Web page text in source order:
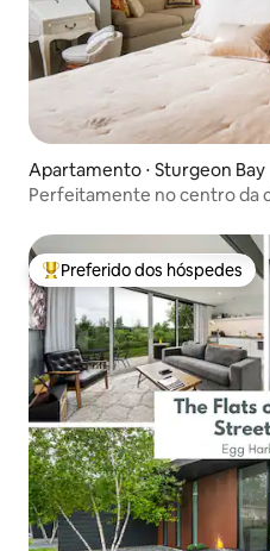
Apartamento ⋅ Sturgeon Bay
Perfeitamente no centro da
Entre os melhores preferidos
Preferido dos hóspedes